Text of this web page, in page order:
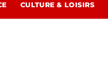
CULTURE & LOISIRS